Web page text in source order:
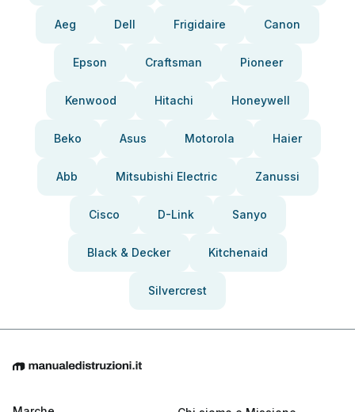
Aeg Dell Frigidaire Canon
Epson Craftsman Pioneer
Kenwood Hitachi Honeywell
Beko Asus Motorola Haier
Abb Mitsubishi Electric Zanussi
Cisco D-Link Sanyo
Black & Decker Kitchenaid
Silvercrest